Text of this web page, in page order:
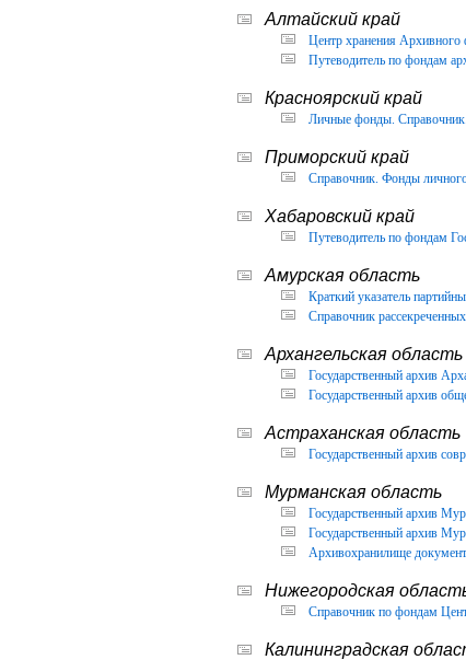
Алтайский край
Центр хранения Архивного
Путеводитель по фондам
Красноярский край
Личные фонды.
Приморский край
Справочник. Фонды
Хабаровский край
Путеводитель по фондам
Амурская область
Краткий указатель
Справочник
Архангельская область
Государственный архив
Государственный архив
Астраханская область
Государственный архив
Мурманская область
Государственный архив
Государственный архив
Архивохранилище
Нижегородская
Справочник по фондам
Калининградская